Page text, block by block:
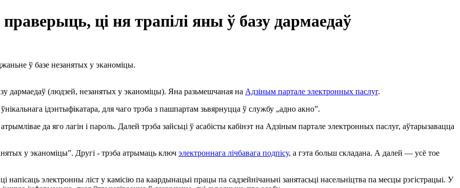
ці ня трапілі яны ў базу дармаедаў
ў базе незанятых у эканоміцы.
дармаедаў (людзей, незанятых у эканоміцы). Яна разьмешчаная на Адзіным партале электронных паслуг.
ідэнтыфікатара, для чаго трэба з пашпартам зьвярнуцца ў службу „адно акно”.
да яго лагін і пароль. Далей трэба зайсьці ў асабісты кабінэт на Адзіным партале электронных паслуг, аўтарызавацца
у эканоміцы”. Другі - трэба атрымаць ключ электроннага лічбавага подпісу, а гэта больш складана. А далей — усё тое
электронны ліст у камісію па каардынацыі працы па садзейнічаньні занятасьці насельніцтва па месцы рэгістрацыі. У